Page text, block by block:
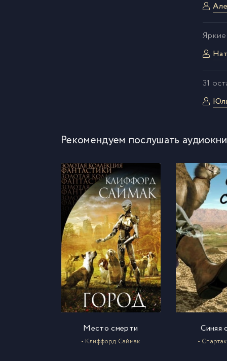
31
Рекомендуем послушать
Место смерти
- Клиффорд Саймак
Синяя
-